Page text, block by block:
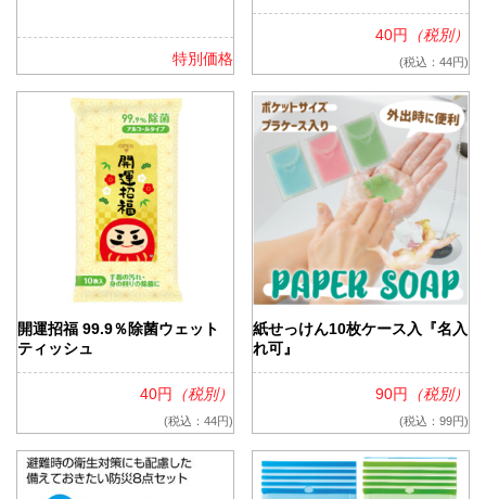
特別価格
40円 （税別）
(税込：44円)
開運招福 99.9％除菌ウェット
ティッシュ
40円 （税別）
(税込：44円)
紙せっけん10枚ケース入『名入
れ可』
90円 （税別）
(税込：99円)